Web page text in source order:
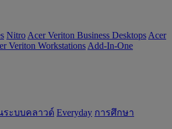
Nitro Acer Veriton Business Desktops Acer
Veriton Workstations Add-In-One
ระบบคลาวด์ Everyday การศึกษา